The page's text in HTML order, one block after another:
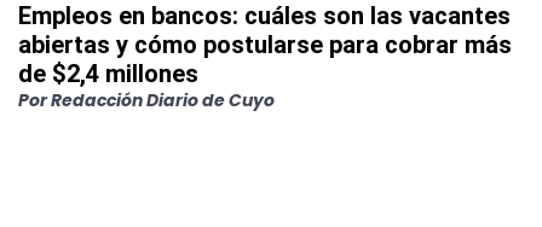
Empleos en bancos: cuáles son las vacantes
abiertas y cómo postularse para cobrar más
de $2,4 millones
PorRedacción Diario de Cuyo